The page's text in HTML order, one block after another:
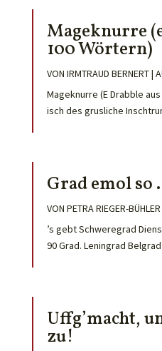
Mageknurre
100 Wörtern)
VON IRMTRAUD BERNERT|
Mageknurre (E Drabble
isch des grusliche
Grad emol so
VON PETRA RIEGER-BÜHLER
’s gebt Schweregrad
90 Grad. Leningrad
Uffg’macht,
zu!